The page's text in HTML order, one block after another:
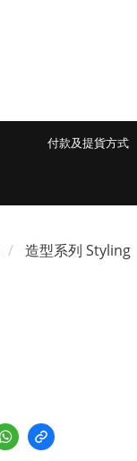
付款及提貨方式
造型系列 Styling